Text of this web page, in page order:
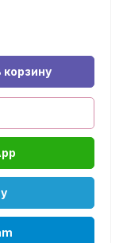
корзину